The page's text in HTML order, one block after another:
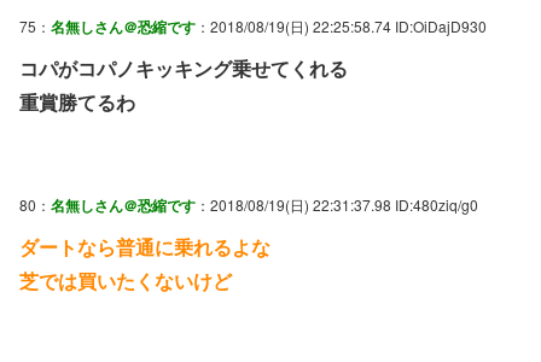
75： 名無しさん＠恐縮です ：2018/08/19(日) 22:25:58.74 ID:OiDajD930
コパがコパノキッキング乗せてくれる
重賞勝てるわ
80： 名無しさん＠恐縮です ：2018/08/19(日) 22:31:37.98 ID:480ziq/g0
ダートなら普通に乗れるよな
芝では買いたくないけど